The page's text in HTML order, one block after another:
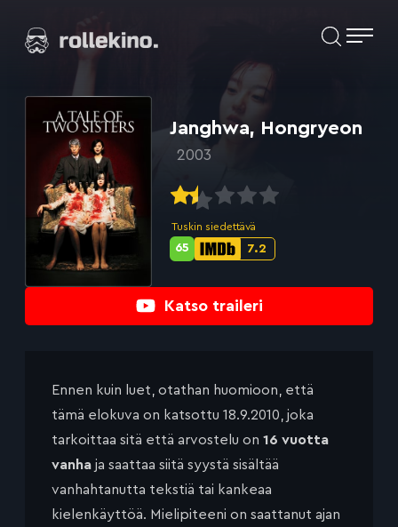
suoraan
Elokuvat ja elokuva-arviot | Rollekino.fi
lopputekstien
jälkeen.
Katso traileri
Janghwa, Hongryeon
2003
Tuskin siedettävä
IMDb-
7.2
Metascore-
65
Ennen kuin luet, otathan huomioon, että
tämä elokuva on katsottu 18.9.2010, joka
tarkoittaa sitä että arvostelu on 16 vuotta
vanha ja saattaa siitä syystä sisältää
vanhahtanutta tekstiä tai kankeaa
kielenkäyttöä. Mielipiteeni on saattanut ajan